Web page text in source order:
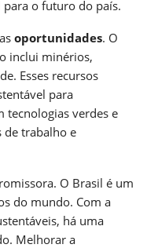
o futuro do país.
oportunidades. O
inclui minérios,
Esses recursos
para
tecnologias verdes e
de trabalho e
O Brasil é um
do mundo. Com a
há uma
Melhorar a